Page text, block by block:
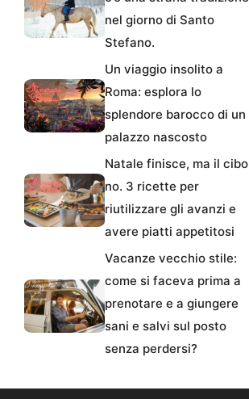
nel giorno di Santo
Stefano.
Un viaggio insolito a
Roma: esplora lo
splendore barocco di un
palazzo nascosto
Natale finisce, ma il cibo
no. 3 ricette per
riutilizzare gli avanzi e
avere piatti appetitosi
Vacanze vecchio stile:
come si faceva prima a
prenotare e a giungere
sani e salvi sul posto
senza perdersi?